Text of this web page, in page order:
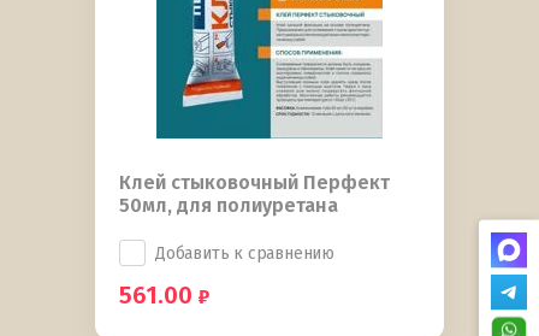
Клей стыковочный Перфект
50мл, для полиуретана
Добавить к сравнению
561.00